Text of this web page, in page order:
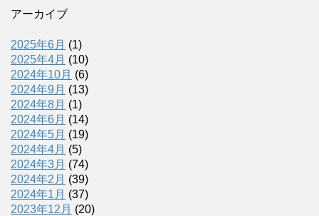
アーカイブ
2025年6月 (1)
2025年4月 (10)
2024年10月 (6)
2024年9月 (13)
2024年8月 (1)
2024年6月 (14)
2024年5月 (19)
2024年4月 (5)
2024年3月 (74)
2024年2月 (39)
2024年1月 (37)
2023年12月 (20)